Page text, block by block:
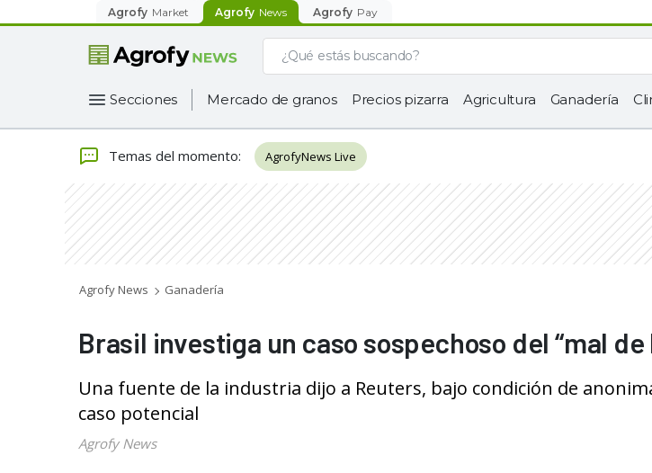
Agrofy Market Agrofy News Agrofy Pay
Secciones Mercado de granos Precios pizarra Agricultura Ganadería
Temas del momento: AgrofyNews Live
Agrofy News Ganadería
Brasil investiga un caso sospechoso del “mal de
Una fuente de la industria dijo a Reuters, bajo condición de
caso potencial
Agrofy News